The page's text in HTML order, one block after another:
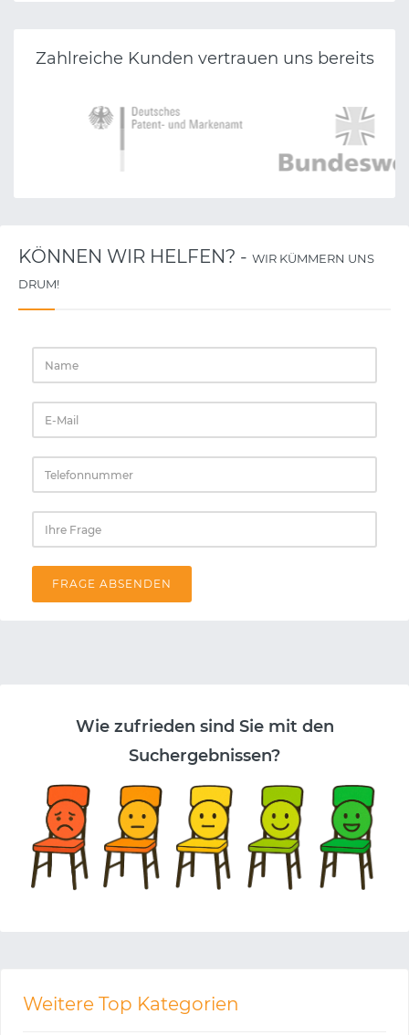
Zahlreiche Kunden vertrauen uns bereits
KÖNNEN WIR HELFEN? - WIR KÜMMERN UNS
DRUM!
FRAGE ABSENDEN
Wie zufrieden sind Sie mit den
Suchergebnissen?
Weitere Top Kategorien